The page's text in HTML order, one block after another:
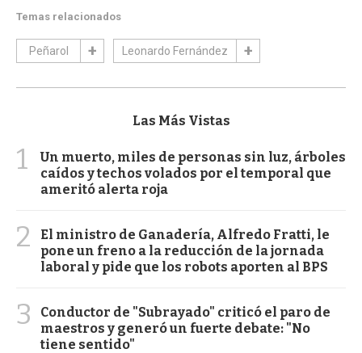
Temas relacionados
Peñarol Leonardo Fernández
Las Más Vistas
1
Un muerto, miles de personas sin luz, árboles
caídos y techos volados por el temporal que
ameritó alerta roja
2
El ministro de Ganadería, Alfredo Fratti, le
pone un freno a la reducción de la jornada
laboral y pide que los robots aporten al BPS
3
Conductor de "Subrayado" criticó el paro de
maestros y generó un fuerte debate: "No
tiene sentido"